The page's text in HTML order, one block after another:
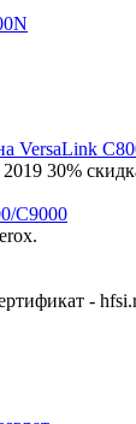
VersaLink
30%
C9000
-